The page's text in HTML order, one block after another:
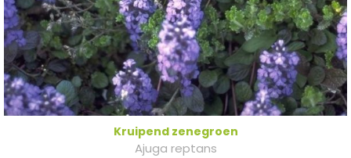
Kruipend zenegroen
Ajuga reptans